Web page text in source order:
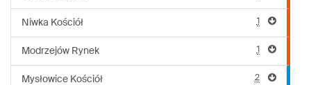
Niwka Kościół 1
Modrzejów Rynek 1
Mysłowice Kościół 2